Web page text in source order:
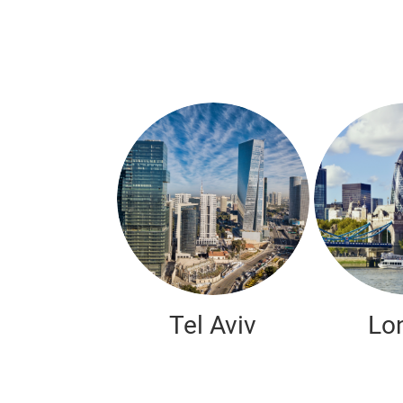
Tel Aviv